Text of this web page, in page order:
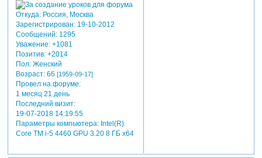
Откуда:Россия, Москва
Зарегистрирован: 19-10-2012
Сообщений:1295
Уважение: +1081
Позитив: +2014
Пол:Женский
Возраст:66 [1959-09-17]
Провел на форуме:
1 месяц 21 день
Последний визит:
19-07-2018 14:19:55
Параметры компьютера:Intel(R)
Core TM i-5 4460 GPU 3.20 8 ГБ х64